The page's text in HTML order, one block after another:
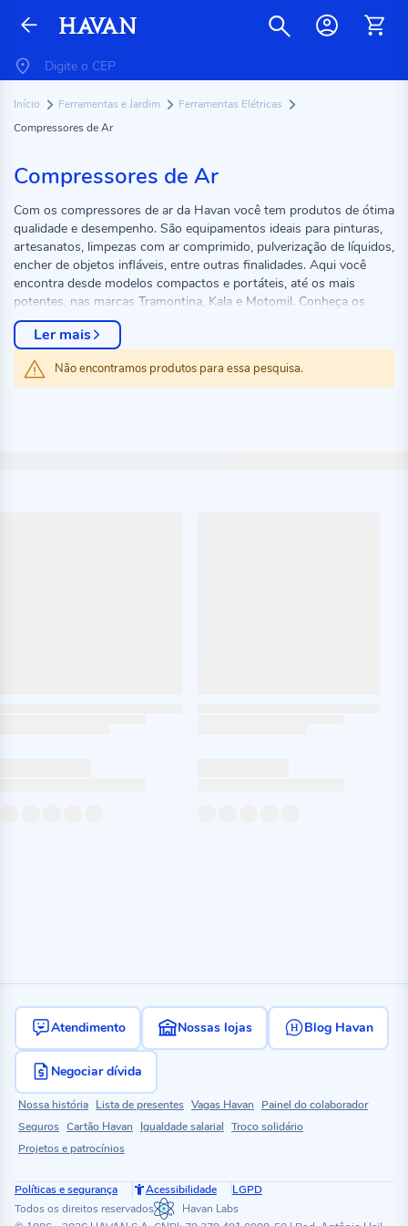
Início Ferramentas e Jardim
Ferramentas Elétricas
Compressores de Ar
Compressores de Ar
Com os compressores de ar da Havan você tem produtos de ótima
qualidade e desempenho. São equipamentos ideais para pinturas,
artesanatos, limpezas com ar comprimido, pulverização de líquidos,
encher de objetos infláveis, entre outras finalidades. Aqui você
encontra desde modelos compactos e portáteis, até os mais
potentes, nas marcas Tramontina, Kala e Motomil. Conheça os
produtos disponíveis e compre o seu.
Ler mais
Não encontramos produtos para essa pesquisa.
Atendimento Nossas lojas Blog Havan
Negociar dívida
Nossa história Lista de presentes Vagas Havan
Painel do colaborador
Seguros Cartão Havan Igualdade salarial Troco solidário
Projetos e patrocínios
Políticas e segurança Acessibilidade
LGPD
Todos os direitos reservados
Havan Labs